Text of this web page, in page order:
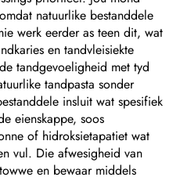
natuurlike bestanddele
werk eerder as teen dit, wat
en tandvleisiekte
tandgevoeligheid met tyd
tandpasta sonder
insluit wat spesifiek
eienskappe, soos
of hidroksietapatiet wat
vul. Die afwesigheid van
en bewaar middels